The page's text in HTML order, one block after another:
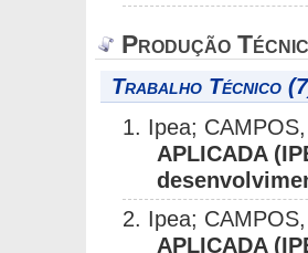
Produção
Trabalho Técnico
1. Ipea;
APLICADA
2. Ipea;
APLICADA